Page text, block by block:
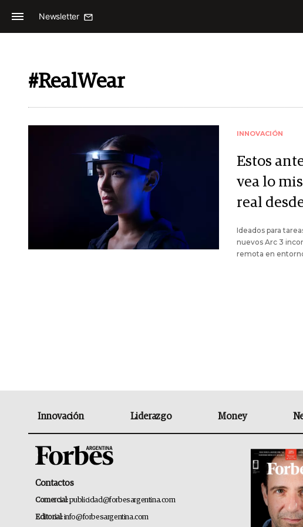
Newsletter
#RealWear
INNOVACIÓN
Estos
vea lo
real
Ideados para
nuevos Arc 3
remota en
Innovación Liderazgo Money
Contactos
Comercial:publicidad@forbesargentina.com
Editorial:info@forbesargentina.com